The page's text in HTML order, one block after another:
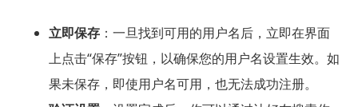
立即保存：一旦找到可用的用户名后，立即在界面
上点击“保存”按钮，以确保您的用户名设置生效。如
果未保存，即使用户名可用，也无法成功注册。